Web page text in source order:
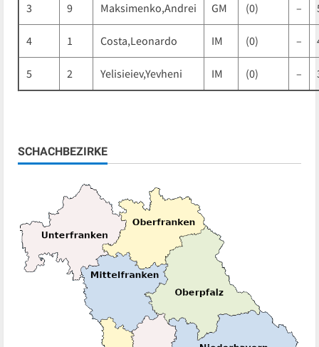
3 9 Maksimenko,Andrei GM (0) –
4 1 Costa,Leonardo IM (0) –
5 2 Yelisieiev,Yevheni IM (0) –
SCHACHBEZIRKE